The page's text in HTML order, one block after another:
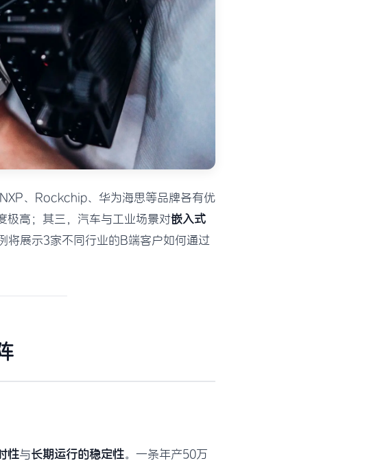
、Rockchip、华为海思等品牌各有优
极高；其三，汽车与工业场景对嵌入式
将展示3家不同行业的B端客户如何通过
性与长期运行的稳定性。一条年产50万